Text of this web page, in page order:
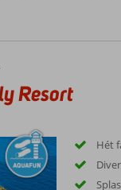
Resort
Hét